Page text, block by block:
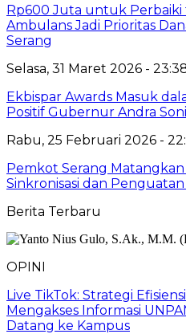
Rp600 Juta untuk
Ambulans Jadi Prioritas
Serang
Selasa, 31 Maret 2026 -
Ekbispar Awards Masuk
Positif Gubernur Andra Soni
Rabu, 25 Februari 2026 -
Pemkot Serang Matangkan
Sinkronisasi dan
Berita Terbaru
OPINI
Live TikTok: Strategi
Mengakses Informasi
Datang ke Kampus